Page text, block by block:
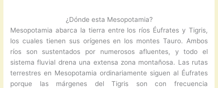
¿Dónde esta Mesopotamia?
Mesopotamia abarca la tierra entre los ríos Éufrates y Tigris,
los cuales tienen sus orígenes en los montes Tauro. Ambos
ríos son sustentados por numerosos afluentes, y todo el
sistema fluvial drena una extensa zona montañosa. Las rutas
terrestres en Mesopotamia ordinariamente siguen al Éufrates
porque las márgenes del Tigris son con frecuencia